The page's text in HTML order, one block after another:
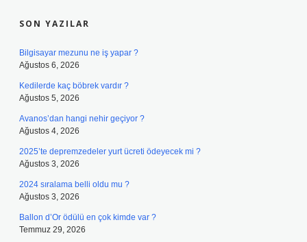
SON YAZILAR
Bilgisayar mezunu ne iş yapar ?
Ağustos 6, 2026
Kedilerde kaç böbrek vardır ?
Ağustos 5, 2026
Avanos’dan hangi nehir geçiyor ?
Ağustos 4, 2026
2025’te depremzedeler yurt ücreti ödeyecek mi ?
Ağustos 3, 2026
2024 sıralama belli oldu mu ?
Ağustos 3, 2026
Ballon d’Or ödülü en çok kimde var ?
Temmuz 29, 2026